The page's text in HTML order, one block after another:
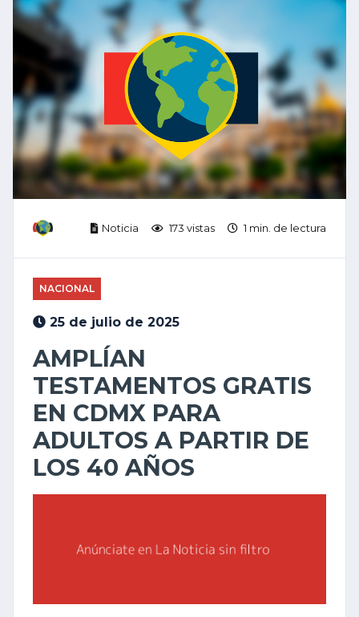
Noticia 173 vistas 1 min. de lectura
NACIONAL
25 de julio de 2025
AMPLÍAN
TESTAMENTOS GRATIS
EN CDMX PARA
ADULTOS A PARTIR DE
LOS 40 AÑOS